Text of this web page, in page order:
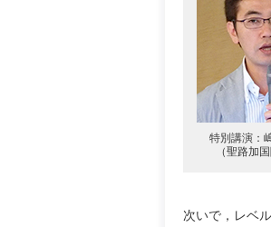
特別講演：
（聖路加
次いで，レベ